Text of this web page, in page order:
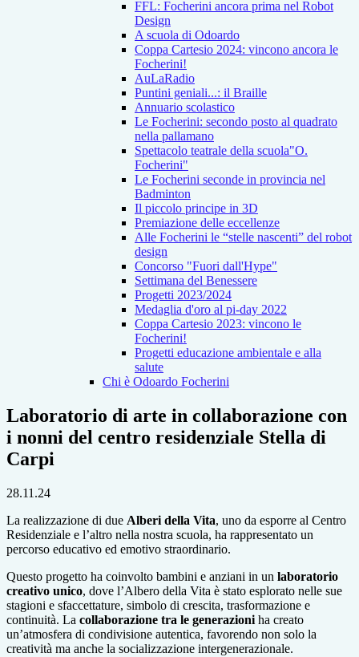
FFL: Focherini ancora prima nel Robot
Design
A scuola di Odoardo
Coppa Cartesio 2024: vincono ancora le
Focherini!
AuLaRadio
Puntini geniali...: il Braille
Annuario scolastico
Le Focherini: secondo posto al quadrato
nella pallamano
Spettacolo teatrale della scuola"O.
Focherini"
Le Focherini seconde in provincia nel
Badminton
Il piccolo principe in 3D
Premiazione delle eccellenze
Alle Focherini le “stelle nascenti” del robot
design
Concorso "Fuori dall'Hype"
Settimana del Benessere
Progetti 2023/2024
Medaglia d'oro al pi-day 2022
Coppa Cartesio 2023: vincono le
Focherini!
Progetti educazione ambientale e alla
salute
Chi è Odoardo Focherini
Laboratorio di arte in collaborazione con
i nonni del centro residenziale Stella di
Carpi
28.11.24
La realizzazione di due Alberi della Vita, uno da esporre al Centro
Residenziale e l’altro nella nostra scuola, ha rappresentato un
percorso educativo ed emotivo straordinario.
Questo progetto ha coinvolto bambini e anziani in un laboratorio
creativo unico, dove l’Albero della Vita è stato esplorato nelle sue
stagioni e sfaccettature, simbolo di crescita, trasformazione e
continuità. La collaborazione tra le generazioni ha creato
un’atmosfera di condivisione autentica, favorendo non solo la
creatività ma anche la socializzazione intergenerazionale.